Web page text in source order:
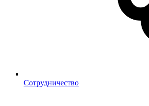
Сотрудничество